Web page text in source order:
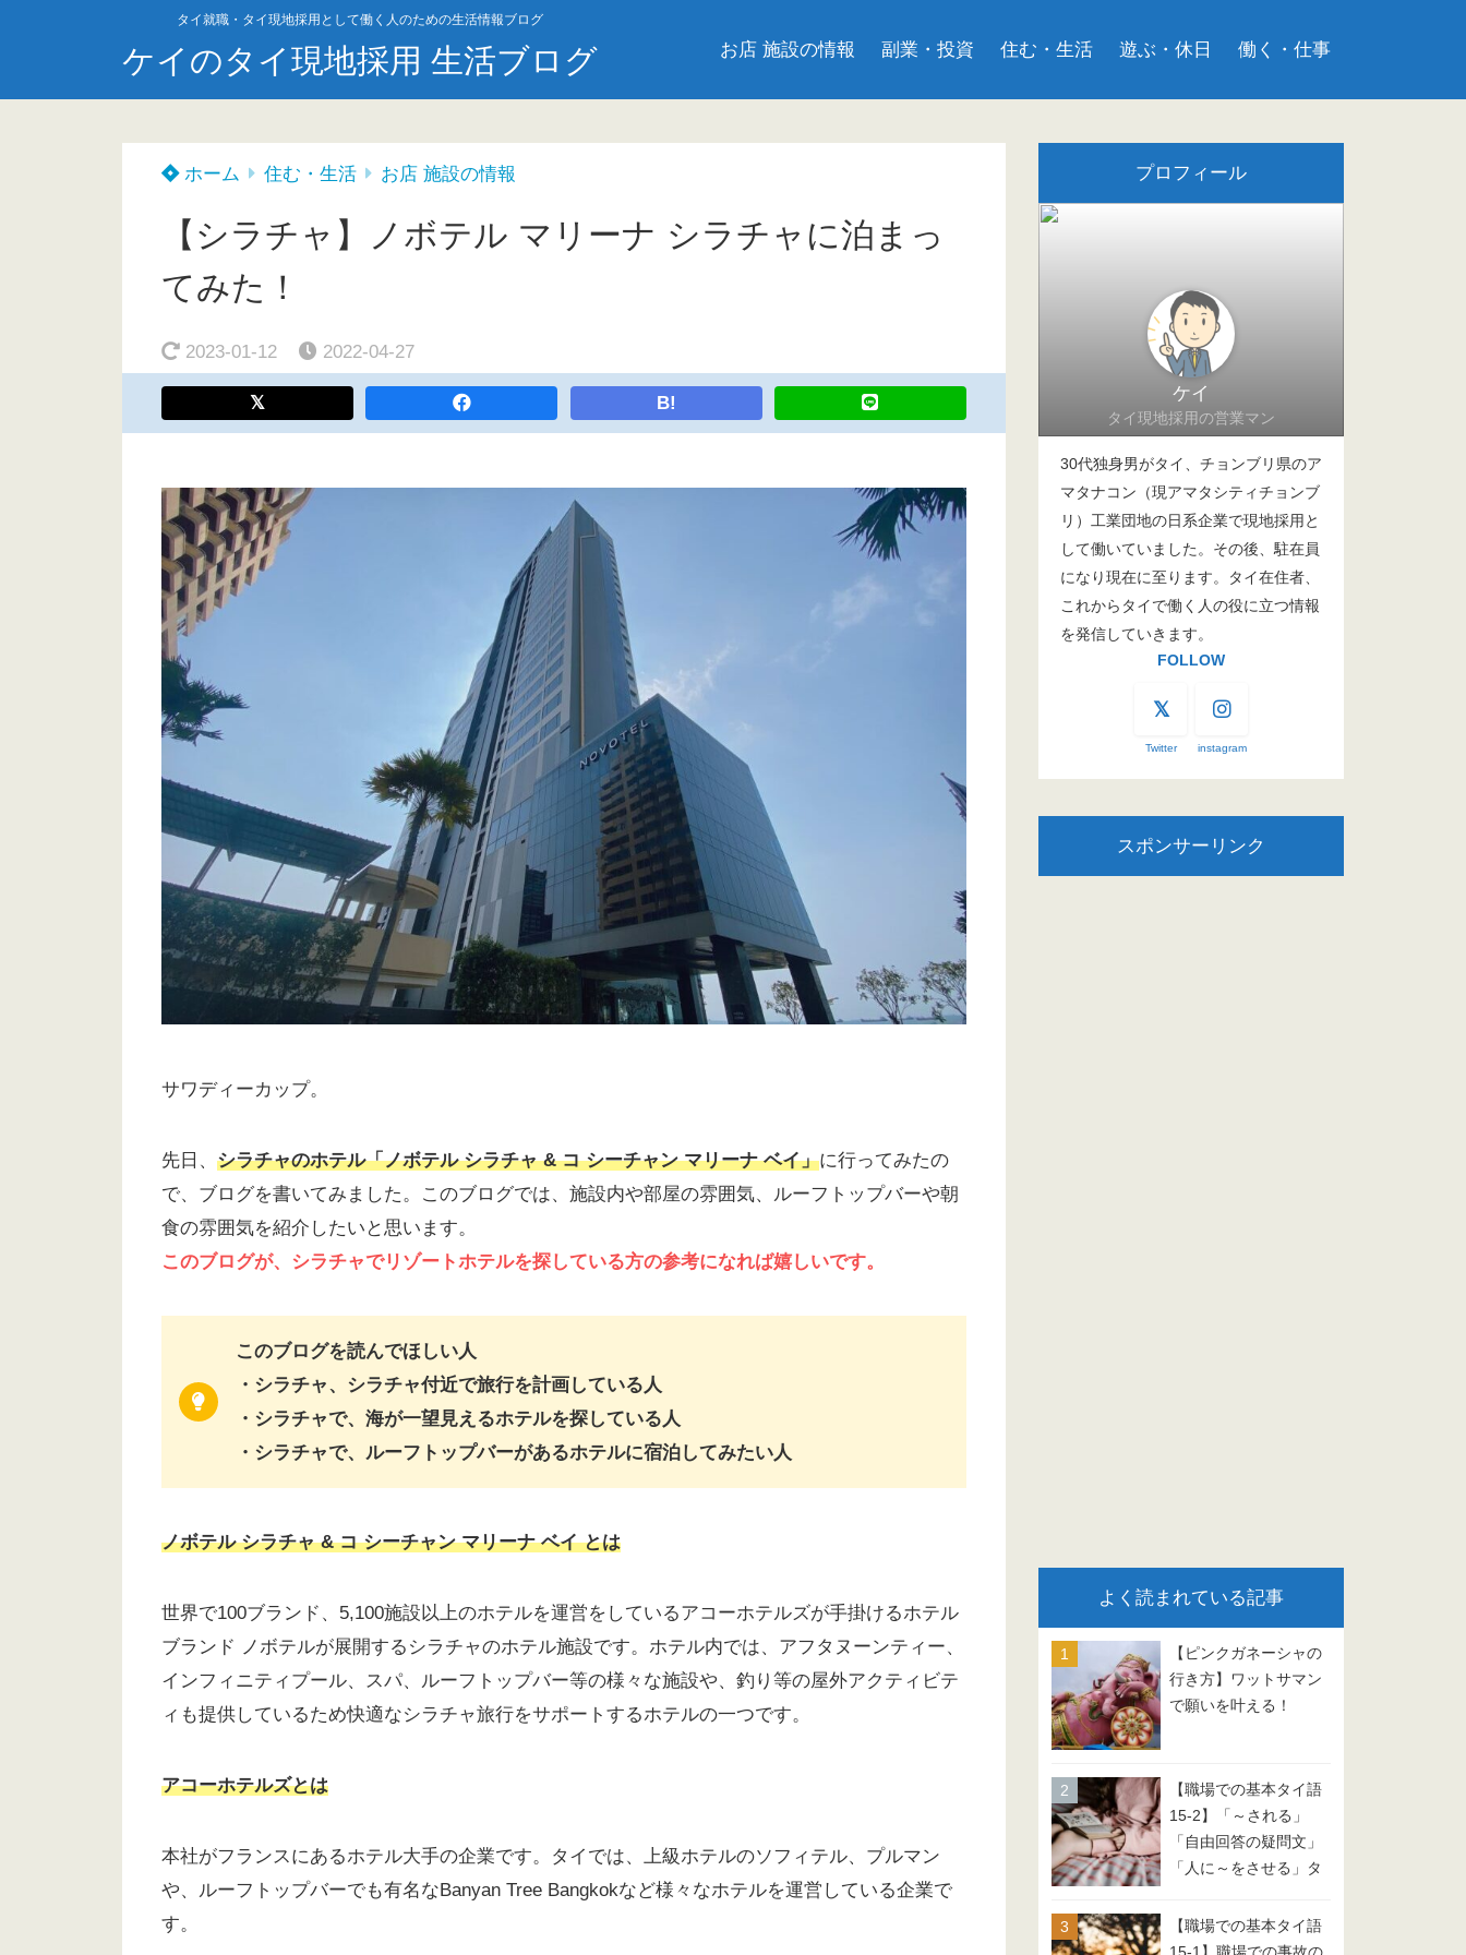
タイ就職・タイ現地採用として働く人のための生活情報ブログ
ケイのタイ現地採用 生活ブログ お店 施設の情報 副業・投資 住む・生活 遊ぶ・休日 働く・仕事
ホーム 住む・生活 お店 施設の情報
【シラチャ】ノボテル マリーナ シラチャに泊まっ
てみた！
2023-01-12 2022-04-27
B!
サワディーカップ。
先日、 シラチャのホテル「ノボテル シラチャ & コ シーチャン マリーナ ベイ」に行ってみたの
で、ブログを書いてみました。このブログでは、施設内や部屋の雰囲気、ルーフトップバーや朝
食の雰囲気を紹介したいと思います。
このブログが、シラチャでリゾートホテルを探している方の参考になれば嬉しいです。
このブログを読んでほしい人
・シラチャ、シラチャ付近で旅行を計画している人
・シラチャで、海が一望見えるホテルを探している人
・シラチャで、ルーフトップバーがあるホテルに宿泊してみたい人
ノボテル シラチャ & コ シーチャン マリーナ ベイ とは
世界で100ブランド、5,100施設以上のホテルを運営をしているアコーホテルズが手掛けるホテル
ブランド ノボテルが展開するシラチャのホテル施設です。ホテル内では、アフタヌーンティー、
インフィニティプール、スパ、ルーフトップバー等の様々な施設や、釣り等の屋外アクティビテ
ィも提供しているため快適なシラチャ旅行をサポートするホテルの一つです。
アコーホテルズとは
本社がフランスにあるホテル大手の企業です。タイでは、上級ホテルのソフィテル、プルマン
や、ルーフトップバーでも有名なBanyan Tree Bangkokなど様々なホテルを運営している企業で
す。
プロフィール
ケイ
タイ現地採用の営業マン
30代独身男がタイ、チョンブリ県のア
マタナコン（現アマタシティチョンブ
リ）工業団地の日系企業で現地採用と
して働いていました。その後、駐在員
になり現在に至ります。タイ在住者、
これからタイで働く人の役に立つ情報
を発信していきます。
FOLLOW
Twitter instagram
スポンサーリンク
よく読まれている記事
【ピンクガネーシャの
行き方】ワットサマン
で願いを叶える！
【職場での基本タイ語
15-2】「～される」
「自由回答の疑問文」
「人に～をさせる」タ
【職場での基本タイ語